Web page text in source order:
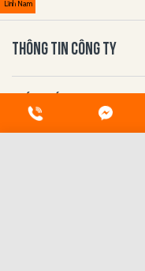
Lĩnh Nam
THÔNG TIN CÔNG TY
CHÍNH SÁCH